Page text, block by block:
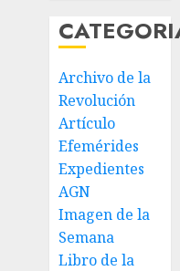
Archivo de la
Revolución
Artículo
Efemérides
Expedientes
AGN
Imagen de la
Semana
Libro de la